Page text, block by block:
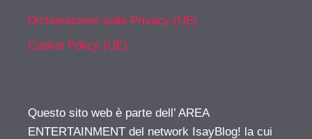
Dichiarazione sulla Privacy (UE)
Cookie Policy (UE)
Questo sito web è parte dell’ AREA
ENTERTAINMENT del network IsayBlog! la cui